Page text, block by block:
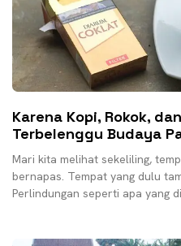
Karena Kopi, Rokok,
Terbelenggu Budaya
Mari kita melihat sekeliling,
bernapas. Tempat yang dulu
Perlindungan seperti apa yang